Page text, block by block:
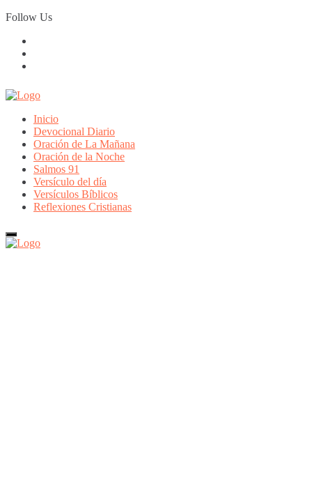
Skip
to
Follow Us
Inicio
Devocional Diario
Oración de La Mañana
Oración de la Noche
Salmos 91
Versículo del día
Versículos Bíblicos
Reflexiones Cristianas